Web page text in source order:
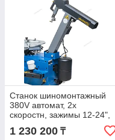
Станок шиномонтажный
380V автомат, 2х
скоростн, зажимы 12-24",
взрыв подк, синий
NORDBERG 4640ID
1 230 200 ₸